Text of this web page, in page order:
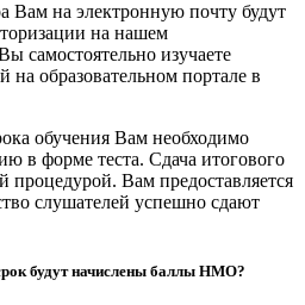
Вам на электронную почту будут
на нашем
самостоятельно изучаете
на образовательном портале в
обучения Вам необходимо
в форме теста. Сдача итогового
процедурой. Вам предоставляется
слушателей успешно сдают
будут начислены баллы НМО?